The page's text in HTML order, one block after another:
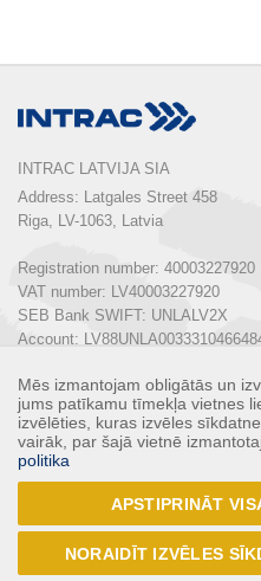
INTRAC LATVIJA SIA
Address: Latgales Street 458
Riga, LV-1063, Latvia
Registration number: 40003227920
VAT number: LV40003227920
SEB Bank SWIFT: UNLALV2X
Account:
Phone: + 371 67 803 700
E-mail: info@intrac.lv
ALL CONTACTS
Mēs izmantojam obligātās un
jums patīkamu tīmekļa vietnes
izvēlēties, kuras izvēles
vairāk, par šajā vietnē
politika
APSTIPRINĀT
NORAIDĪT IZVĒLES